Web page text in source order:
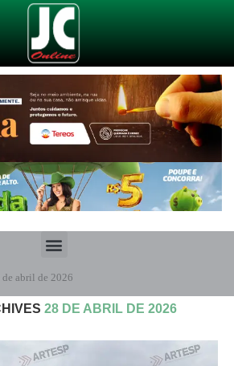
abril de 2026
28 DE ABRIL DE 2026